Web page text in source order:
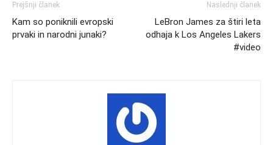
Prejšnji članek
Kam so poniknili evropski
prvaki in narodni junaki?
Naslednji članek
LeBron James za štiri leta
odhaja k Los Angeles Lakers
#video